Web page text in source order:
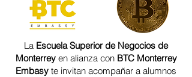
La Escuela Superior de Negocios de
Monterreyen alianza con BTC Monterrey
Embasy te invitan acompañar a alumnos